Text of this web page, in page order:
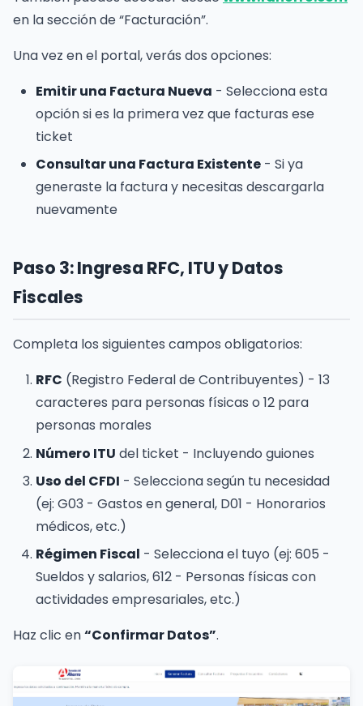
en la sección de “Facturación”.
Una vez en el portal, verás dos opciones:
Emitir una Factura Nueva - Selecciona esta
opción si es la primera vez que facturas ese
ticket
Consultar una Factura Existente - Si ya
generaste la factura y necesitas descargarla
nuevamente
Paso 3: Ingresa RFC, ITU y Datos
Fiscales
Completa los siguientes campos obligatorios:
RFC (Registro Federal de Contribuyentes) - 13
caracteres para personas físicas o 12 para
personas morales
Número ITU del ticket - Incluyendo guiones
Uso del CFDI - Selecciona según tu necesidad
(ej: G03 - Gastos en general, D01 - Honorarios
médicos, etc.)
Régimen Fiscal - Selecciona el tuyo (ej: 605 -
Sueldos y salarios, 612 - Personas físicas con
actividades empresariales, etc.)
Haz clic en“Confirmar Datos”.